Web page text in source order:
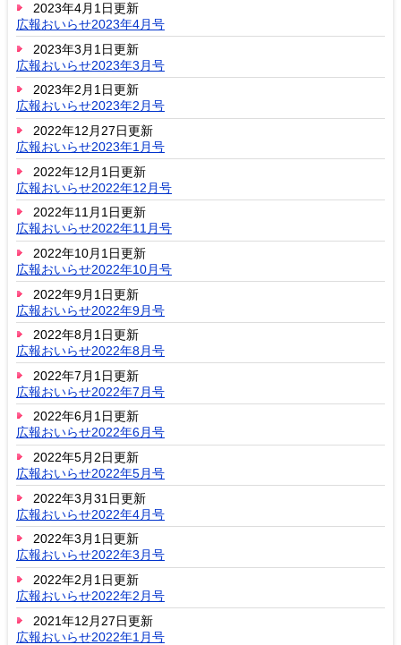
2023年4月1日更新
広報おいらせ2023年4月号
2023年3月1日更新
広報おいらせ2023年3月号
2023年2月1日更新
広報おいらせ2023年2月号
2022年12月27日更新
広報おいらせ2023年1月号
2022年12月1日更新
広報おいらせ2022年12月号
2022年11月1日更新
広報おいらせ2022年11月号
2022年10月1日更新
広報おいらせ2022年10月号
2022年9月1日更新
広報おいらせ2022年9月号
2022年8月1日更新
広報おいらせ2022年8月号
2022年7月1日更新
広報おいらせ2022年7月号
2022年6月1日更新
広報おいらせ2022年6月号
2022年5月2日更新
広報おいらせ2022年5月号
2022年3月31日更新
広報おいらせ2022年4月号
2022年3月1日更新
広報おいらせ2022年3月号
2022年2月1日更新
広報おいらせ2022年2月号
2021年12月27日更新
広報おいらせ2022年1月号